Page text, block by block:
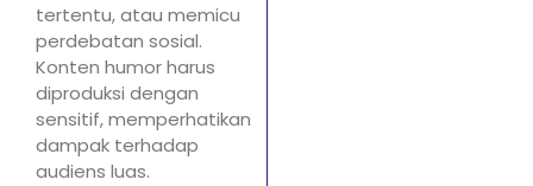
tertentu, atau memicu
perdebatan sosial.
Konten humor harus
diproduksi dengan
sensitif, memperhatikan
dampak terhadap
audiens luas.